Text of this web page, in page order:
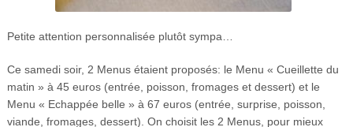
Petite attention personnalisée plutôt sympa…
Ce samedi soir, 2 Menus étaient proposés: le Menu « Cueillette du
matin » à 45 euros (entrée, poisson, fromages et dessert) et le
Menu « Echappée belle » à 67 euros (entrée, surprise, poisson,
viande, fromages, dessert). On choisit les 2 Menus, pour mieux